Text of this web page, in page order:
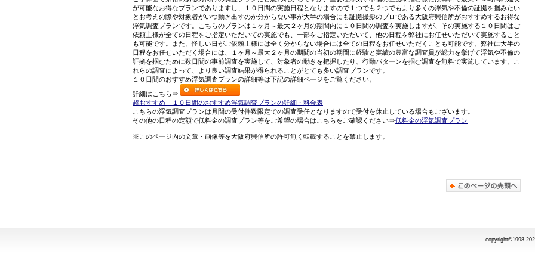
が可能なお得なプランでありますし、１０日間の実施日程となりますので１つでも２つでもより多くの浮気や不倫の証拠を掴みたい
とお考えの際や対象者がいつ動き出すのか分からない事が大半の場合にも証拠撮影のプロである大阪府興信所がおすすめするお得な
浮気調査プランです。こちらのプランは１ヶ月～最大２ヶ月の期間内に１０日間の調査を実施しますが、その実施する１０日間はご
依頼主様が全ての日程をご指定いただいての実施でも、一部をご指定いただいて、他の日程を弊社にお任せいただいて実施すること
も可能です。また、怪しい日がご依頼主様には全く分からない場合には全ての日程をお任せいただくことも可能です。弊社に大半の
日程をお任せいただく場合には、１ヶ月～最大２ヶ月の期間の当初の期間に経験と実績の豊富な調査員が総力を挙げて浮気や不倫の
証拠を掴むために数日間の事前調査を実施して、対象者の動きを把握したり、行動パターンを掴む調査を無料で実施しています。こ
れらの調査によって、より良い調査結果が得られることがとても多い調査プランです。
１０日間のおすすめ浮気調査プランの詳細等は下記の詳細ページをご覧ください。
詳細はこちら⇒
超おすすめ １０日間のおすすめ浮気調査プランの詳細・料金表
こちらの浮気調査プランは月間の受付件数限定での調査受任となりますので受付を休止している場合もございます。
その他の日程の定額で低料金の調査プラン等をご希望の場合はこちらをご確認ください⇒低料金の浮気調査プラン
※このページ内の文章・画像等を大阪府興信所の許可無く転載することを禁止します。
copyright©1998-